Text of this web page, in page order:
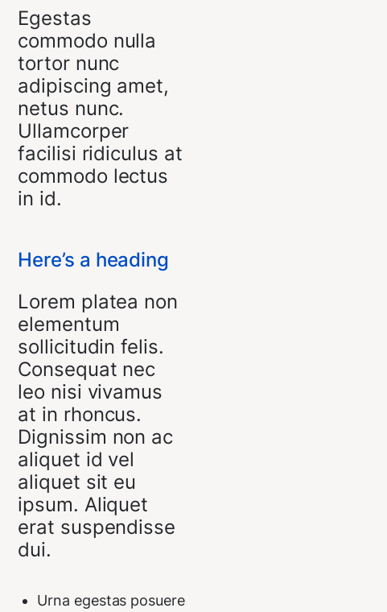
Egestas
commodo nulla
tortor nunc
adipiscing amet,
netus nunc.
Ullamcorper
facilisi ridiculus at
commodo lectus
in id.
Here’s a heading
Lorem platea non
elementum
sollicitudin felis.
Consequat nec
leo nisi vivamus
at in rhoncus.
Dignissim non ac
aliquet id vel
aliquet sit eu
ipsum. Aliquet
erat suspendisse
dui.
Urna egestas posuere